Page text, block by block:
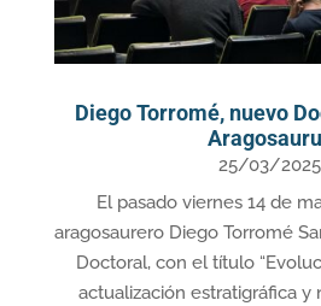
Diego Torromé, nuevo
25/03/2025
El pasado viernes 14 de
aragosaurero Diego Torromé
Doctoral, con el título
actualización estratigráfica y